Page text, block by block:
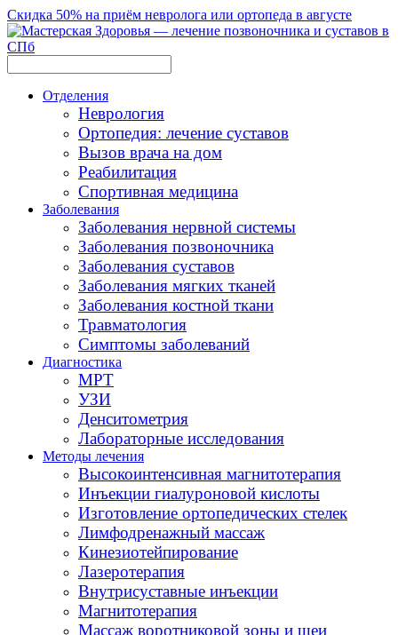
Скидка 50% на приём невролога или ортопеда в августе
Отделения
Неврология
Ортопедия: лечение суставов
Вызов врача на дом
Реабилитация
Спортивная медицина
Заболевания
Заболевания нервной системы
Заболевания позвоночника
Заболевания суставов
Заболевания мягких тканей
Заболевания костной ткани
Травматология
Симптомы заболеваний
Диагностика
МРТ
УЗИ
Денситометрия
Лабораторные исследования
Методы лечения
Высокоинтенсивная магнитотерапия
Инъекции гиалуроновой кислоты
Изготовление ортопедических стелек
Лимфодренажный массаж
Кинезиотейпирование
Лазеротерапия
Внутрисуставные инъекции
Магнитотерапия
Массаж воротниковой зоны и шеи